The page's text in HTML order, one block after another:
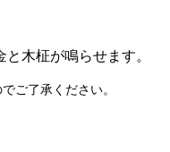
木柾が鳴らせます。
ご了承ください。